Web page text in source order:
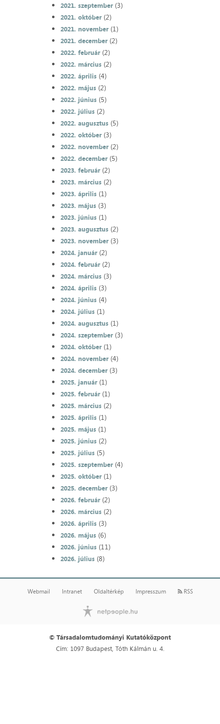
2021. szeptember(3)
2021. október(2)
2021. november(1)
2021. december(2)
2022. február(2)
2022. március(2)
2022. április(4)
2022. május(2)
2022. június(5)
2022. július(2)
2022. augusztus(5)
2022. október(3)
2022. november(2)
2022. december(5)
2023. február(2)
2023. március(2)
2023. április(1)
2023. május(3)
2023. június(1)
2023. augusztus(2)
2023. november(3)
2024. január(2)
2024. február(2)
2024. március(3)
2024. április(3)
2024. június(4)
2024. július(1)
2024. augusztus(1)
2024. szeptember(3)
2024. október(1)
2024. november(4)
2024. december(3)
2025. január(1)
2025. február(1)
2025. március(2)
2025. április(1)
2025. május(1)
2025. június(2)
2025. július(5)
2025. szeptember(4)
2025. október(1)
2025. december(3)
2026. február(2)
2026. március(2)
2026. április(3)
2026. május(6)
2026. június(11)
2026. július(8)
Webmail Intranet Oldaltérkép Impresszum RSS
© Társadalomtudományi Kutatóközpont
Cím: 1097 Budapest, Tóth Kálmán u. 4.